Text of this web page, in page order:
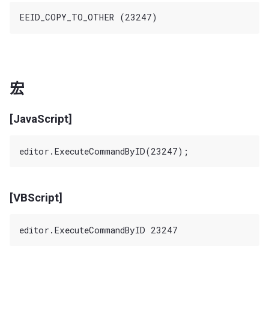
宏
[JavaScript]
[VBScript]